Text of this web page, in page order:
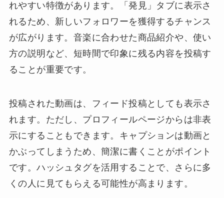
れやすい特徴があります。「発見」タブに表示さ
れるため、新しいフォロワーを獲得するチャンス
が広がります。音楽に合わせた商品紹介や、使い
方の説明など、短時間で印象に残る内容を投稿す
ることが重要です。
投稿された動画は、フィード投稿としても表示さ
れます。ただし、プロフィールページからは非表
示にすることもできます。キャプションは動画と
かぶってしまうため、簡潔に書くことがポイント
です。ハッシュタグを活用することで、さらに多
くの人に見てもらえる可能性が高まります。